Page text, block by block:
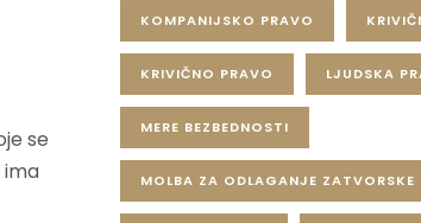
se
ima
KOMPANIJSKO PRAVO
KRIVIČNO PRAVO LJUDSKA
MERE BEZBEDNOSTI
MOLBA ZA ODLAGANJE ZATVORSKE